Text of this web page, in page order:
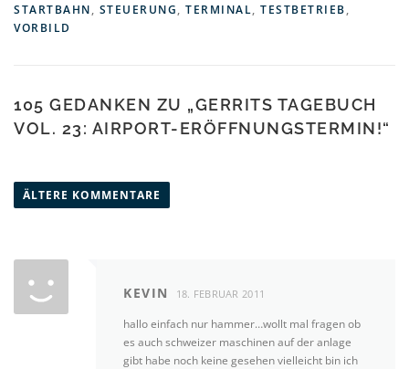
STARTBAHN, STEUERUNG, TERMINAL, TESTBETRIEB,
VORBILD
105 GEDANKEN ZU „GERRITS TAGEBUCH
VOL. 23: AIRPORT-ERÖFFNUNGSTERMIN!“
o
e
t
ÄLTERE KOMMENTARE
KEVIN 18. FEBRUAR 2011
hallo einfach nur hammer…wollt mal fragen ob
es auch schweizer maschinen auf der anlage
gibt habe noch keine gesehen vielleicht bin ich